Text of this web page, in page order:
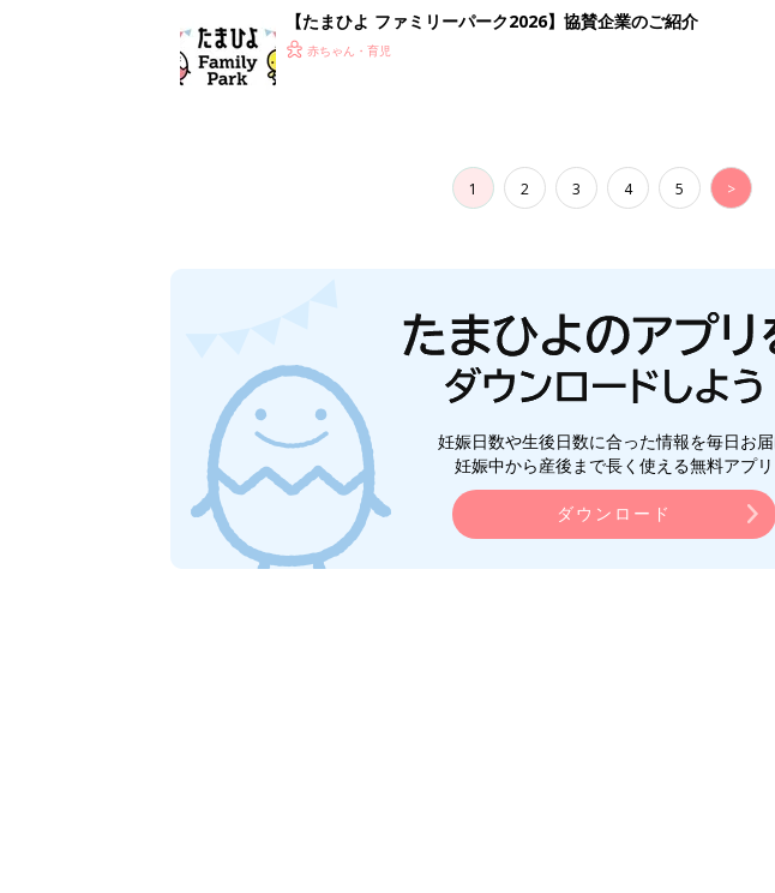
【たまひよ ファミリーパーク2026】協賛企業のご紹介
赤ちゃん・育児
1 2 3 4 5 >
妊娠日数や生後日数に合った情報を毎日お
妊娠中から産後まで長く使える無料アプリ
ダウンロード